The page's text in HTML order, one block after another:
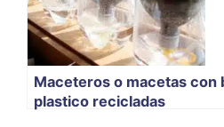
Maceteros o macetas con
plastico recicladas